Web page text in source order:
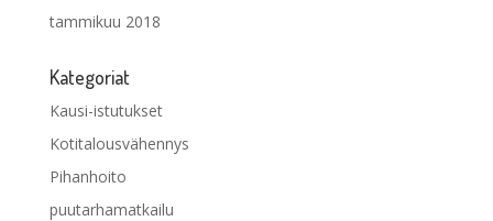
tammikuu 2018
Kategoriat
Kausi-istutukset
Kotitalousvähennys
Pihanhoito
puutarhamatkailu